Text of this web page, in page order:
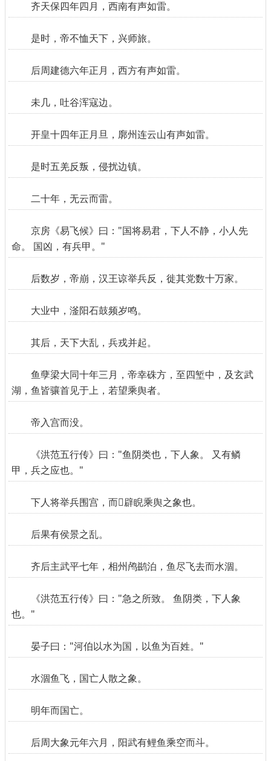
齐天保四年四月，西南有声如雷。
是时，帝不恤天下，兴师旅。
后周建德六年正月，西方有声如雷。
未几，吐谷浑寇边。
开皇十四年正月旦，廓州连云山有声如雷。
是时五羌反叛，侵扰边镇。
二十年，无云而雷。
京房《易飞候》曰："国将易君，下人不静，小人先
命。 国凶，有兵甲。"
后数岁，帝崩，汉王谅举兵反，徙其党数十万家。
大业中，滏阳石鼓频岁鸣。
其后，天下大乱，兵戎并起。
鱼孽梁大同十年三月，帝幸硃方，至四堑中，及玄武
湖，鱼皆骧首见于上，若望乘舆者。
帝入宫而没。
《洪范五行传》曰："鱼阴类也，下人象。 又有鳞
甲，兵之应也。"
下人将举兵围宫，而辟睨乘舆之象也。
后果有侯景之乱。
齐后主武平七年，相州鸬鹚泊，鱼尽飞去而水涸。
《洪范五行传》曰："急之所致。 鱼阴类，下人象
也。"
晏子曰："河伯以水为国，以鱼为百姓。"
水涸鱼飞，国亡人散之象。
明年而国亡。
后周大象元年六月，阳武有鲤鱼乘空而斗。